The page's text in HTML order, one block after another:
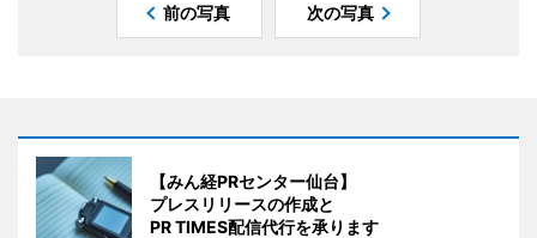
前の写真 次の写真
【みん経PRセンター仙台】
プレスリリースの作成と
PR TIMES配信代行を承ります